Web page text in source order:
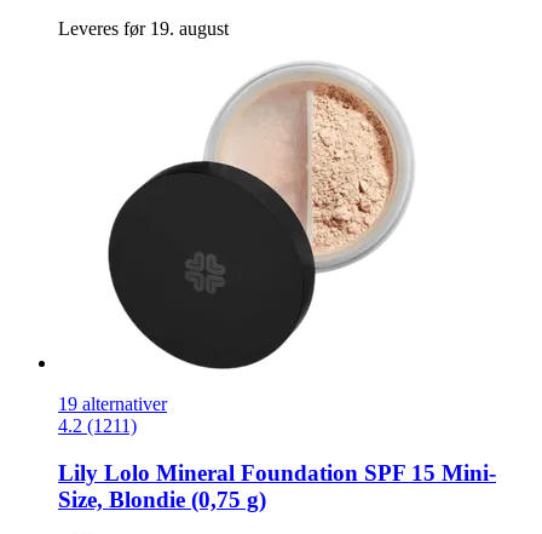
Leveres før 19. august
19 alternativer
4.2 (1211)
Lily Lolo Mineral Foundation SPF 15 Mini-​
Size, Blondie (0,75 g)